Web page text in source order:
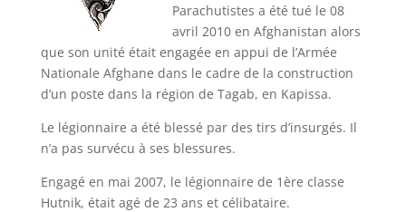
Parachutistes a été tué le 08
avril 2010 en Afghanistan alors
que son unité était engagée en appui de l’Armée
Nationale Afghane dans le cadre de la construction
d’un poste dans la région de Tagab, en Kapissa.
Le légionnaire a été blessé par des tirs d’insurgés. Il
n’a pas survécu à ses blessures.
Engagé en mai 2007, le légionnaire de 1ère classe
Hutnik, était agé de 23 ans et célibataire.